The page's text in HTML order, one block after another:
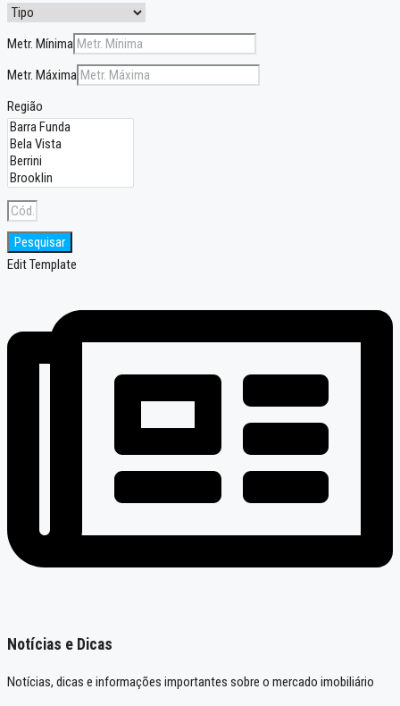
Metr. Mínima
Metr. Máxima
Região
Pesquisar
Edit Template
Notícias e Dicas
Notícias, dicas e informações importantes sobre o mercado imobiliário